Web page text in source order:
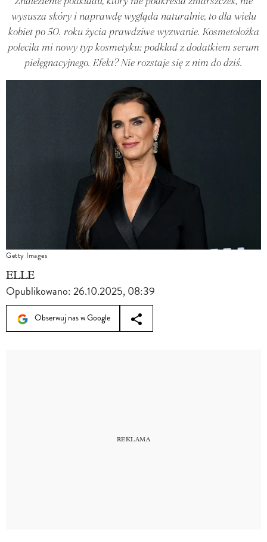
wysusza skóry i naprawdę wygląda naturalnie, to dla wielu
kobiet po 50. roku życia prawdziwe wyzwanie. Kosmetolożka
poleciła mi nowy typ kosmetyku: podkład z dodatkiem serum
pielęgnacyjnego. Efekt? Nie rozstaje się z nim do dziś.
Getty Images
ELLE
Opublikowano:26.10.2025, 08:39
Obserwuj nas w Google